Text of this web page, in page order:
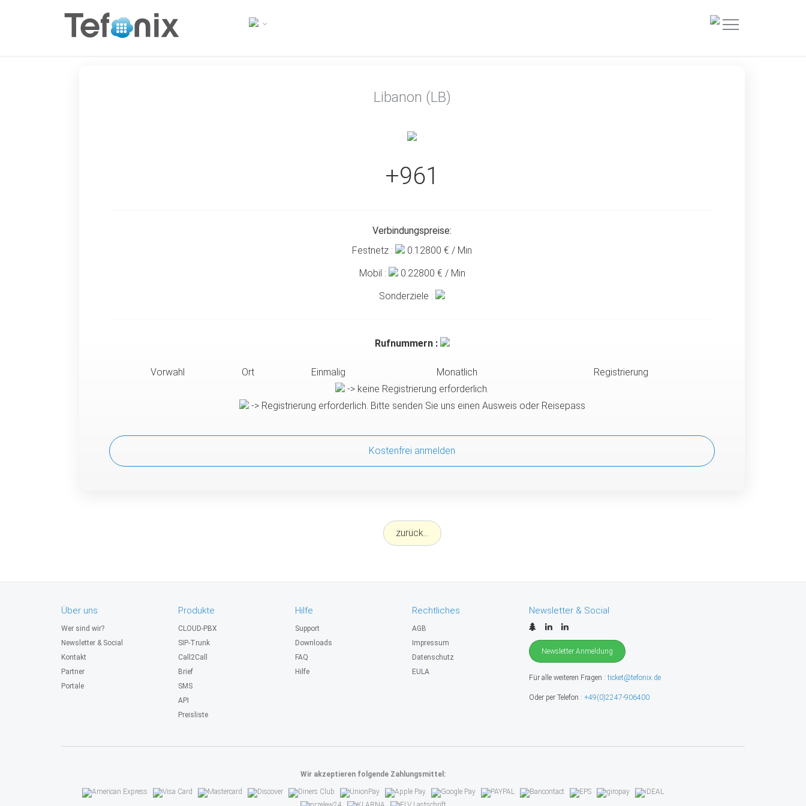
Libanon (LB)
+961
Verbindungspreise:
Festnetz :
0.12800 € / Min
Mobil :
0.22800 € / Min
Sonderziele :
Rufnummern :
Vorwahl Ort Einmalig Monatlich
Registrierung
-> keine Registrierung erforderlich.
-> Registrierung erforderlich. Bitte senden Sie uns einen Ausweis oder Reisepass
Kostenfrei anmelden
zurück...
Über uns
Wer sind wir?
Newsletter & Social
Kontakt
Partner
Portale
Produkte
CLOUD-PBX
SIP-Trunk
Call2Call
Brief
SMS
API
Preisliste
Hilfe
Support
Downloads
FAQ
Hilfe
Rechtliches
AGB
Impressum
Datenschutz
EULA
Newsletter & Social
Newsletter Anmeldung
Für alle weiteren Fragen : ticket@tefonix.de
Oder per Telefon : +49(0)2247-906400
Wir akzeptieren folgende Zahlungsmittel: